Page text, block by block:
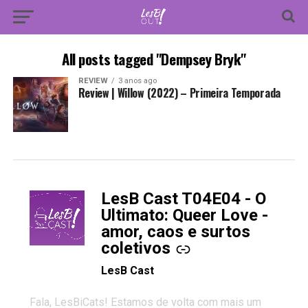
All posts tagged "Dempsey Bryk"
REVIEW 3 anos ago
Review | Willow (2022) – Primeira Temporada
LesB Cast T04E04 - O
Ultimato: Queer Love -
amor, caos e surtos
coletivos
-
LesB Cast
Fala, LesBiCats! Estamos de volta com mais um